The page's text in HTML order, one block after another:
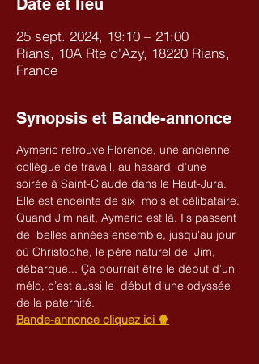
Date et lieu
25 sept. 2024, 19:10 – 21:00
Rians, 10A Rte d'Azy, 18220 Rians,
France
Synopsis et Bande-annonce
Aymeric retrouve Florence, une ancienne
collègue de travail, au hasard  d’une
soirée à Saint-Claude dans le Haut-Jura.
Elle est enceinte de six  mois et célibataire.
Quand Jim nait, Aymeric est là. Ils passent
de  belles années ensemble, jusqu'au jour
où Christophe, le père naturel de  Jim,
débarque... Ça pourrait être le début d’un
mélo, c’est aussi le  début d’une odyssée
de la paternité.
Bande-annonce cliquez ici 🍿